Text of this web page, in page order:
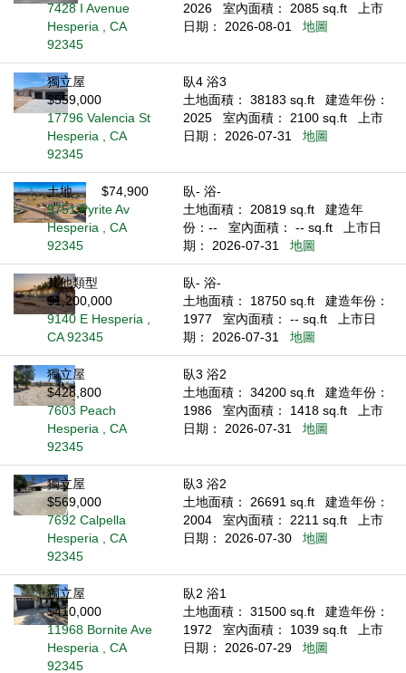
7428 I Avenue
Hesperia , CA
92345
2026
室內面積： 2085 sq.ft
上市
日期： 2026-08-01
地圖
獨立屋
$559,000
17796 Valencia St
Hesperia , CA
92345
臥4 浴3
土地面積： 38183 sq.ft
建造年份：
2025
室內面積： 2100 sq.ft
上市
日期： 2026-07-31
地圖
土地
$74,900
9751 Pyrite Av
Hesperia , CA
92345
臥- 浴-
土地面積： 20819 sq.ft
建造年
份：--
室內面積： -- sq.ft
上市日
期： 2026-07-31
地圖
其他類型
$1,200,000
9140 E Hesperia ,
CA 92345
臥- 浴-
土地面積： 18750 sq.ft
建造年份：
1977
室內面積： -- sq.ft
上市日
期： 2026-07-31
地圖
獨立屋
$428,800
7603 Peach
Hesperia , CA
92345
臥3 浴2
土地面積： 34200 sq.ft
建造年份：
1986
室內面積： 1418 sq.ft
上市
日期： 2026-07-31
地圖
獨立屋
$569,000
7692 Calpella
Hesperia , CA
92345
臥3 浴2
土地面積： 26691 sq.ft
建造年份：
2004
室內面積： 2211 sq.ft
上市
日期： 2026-07-30
地圖
獨立屋
$410,000
11968 Bornite Ave
Hesperia , CA
92345
臥2 浴1
土地面積： 31500 sq.ft
建造年份：
1972
室內面積： 1039 sq.ft
上市
日期： 2026-07-29
地圖